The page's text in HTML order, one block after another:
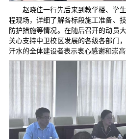
赵晓佳一行先后来到教学楼、学
程现场，详细了解各标段施工准备、
防护措施等情况。在随后召开的动员
关心支持中卫校区发展的各级各部门
汗水的全体建设者表示衷心感谢和崇高